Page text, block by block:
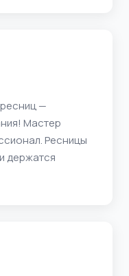
—
Мастер
Ресницы
держатся